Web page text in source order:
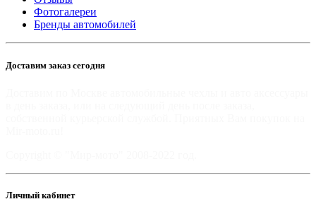
Фотогалереи
Бренды автомобилей
Доставим заказ сегодня
Личный кабинет